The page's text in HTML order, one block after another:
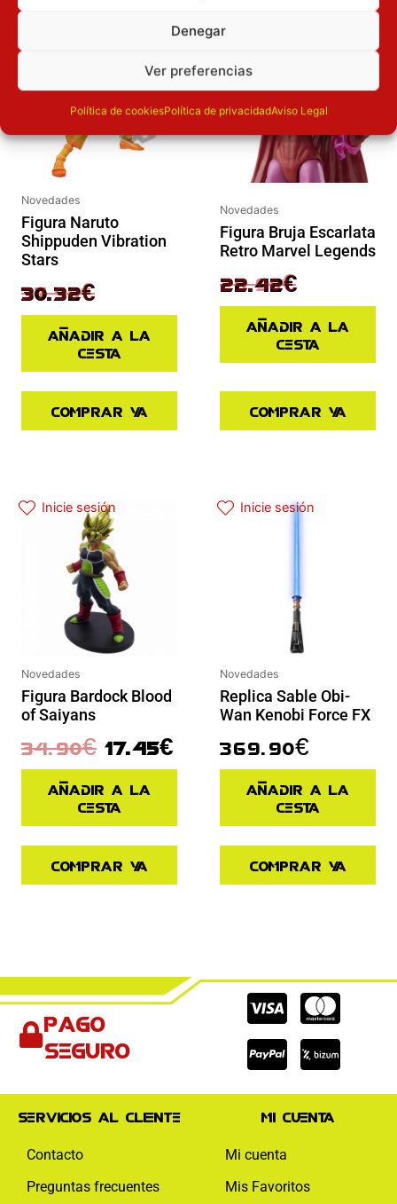
Denegar
Ver preferencias
Política de cookiesPolítica de privacidadAviso Legal
Novedades
Figura Naruto
Shippuden Vibration
Stars
37.90€
30.32€
Añadir a la
cesta
Comprar ya
Novedades
Figura Bruja Escarlata
Retro Marvel Legends
29.90€
El precio original era: 29.90€.
22.42€
El precio actual es: 22.42€.
Añadir a la
cesta
Comprar ya
Inicie sesión
Novedades
Figura Bardock Blood
of Saiyans
34.90€ 17.45€
Añadir a la
cesta
Comprar ya
Inicie sesión
Novedades
Replica Sable Obi-
Wan Kenobi Force FX
369.90€
Añadir a la
cesta
Comprar ya
Pago
seguro
Cc-
visa
Cc-
Cc-
paypal
Servicios al cliente
Contacto
Preguntas frecuentes
Mi cuenta
Mi cuenta
Mis Favoritos